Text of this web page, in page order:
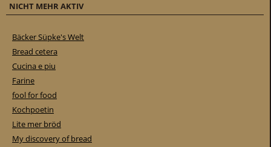
NICHT MEHR AKTIV
Bäcker Süpke's Welt
Bread cetera
Cucina e piu
Farine
fool for food
Kochpoetin
Lite mer bröd
My discovery of bread